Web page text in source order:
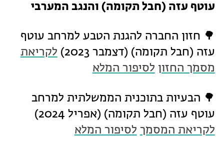
עוטף עזה (חבל תקומה) והנגב המערבי
🌳 חזון החברה להגנת הטבע למרחב עוטף
עזה (חבל תקומה) (דצמבר 2023)
לקריאת
מסמך החזון לסיפור המלא
🌳 הבעיות בתוכנית הממשלתית למרחב
עוטף עזה (חבל תקומה) (אפריל 2024)
לקריאת המסמך לסיפור המלא